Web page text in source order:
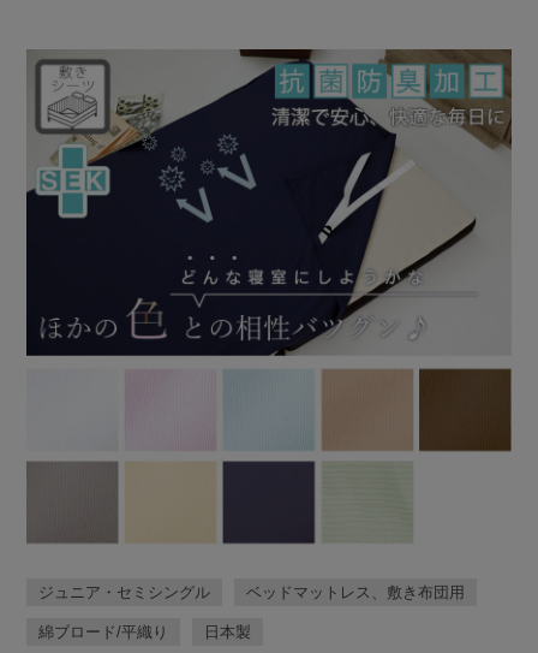
ジュニア・セミシングル ベッドマットレス、敷き布団用
綿ブロード/平織り 日本製